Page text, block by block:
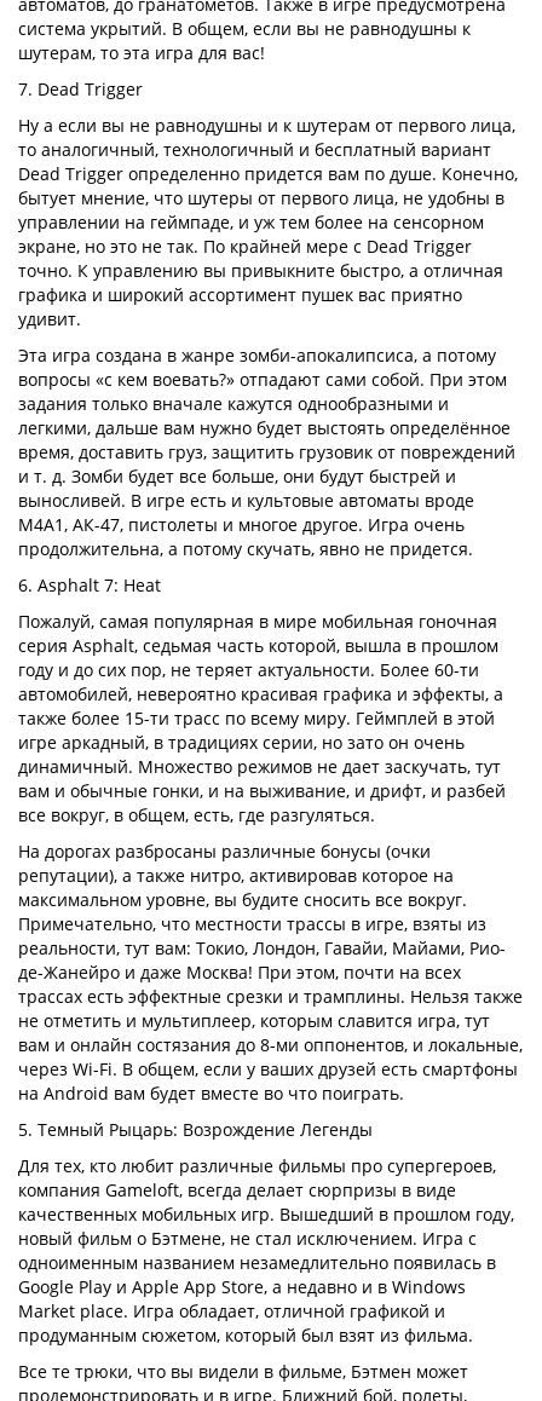
система укрытий. В общем, если вы не равнодушны к
шутерам, то эта игра для вас!
7. Dead Trigger
Ну а если вы не равнодушны и к шутерам от первого лица,
то аналогичный, технологичный и бесплатный вариант
Dead Trigger определенно придется вам по душе. Конечно,
бытует мнение, что шутеры от первого лица, не удобны в
управлении на геймпаде, и уж тем более на сенсорном
экране, но это не так. По крайней мере с Dead Trigger
точно. К управлению вы привыкните быстро, а отличная
графика и широкий ассортимент пушек вас приятно
удивит.
Эта игра создана в жанре зомби-апокалипсиса, а потому
вопросы «с кем воевать?» отпадают сами собой. При этом
задания только вначале кажутся однообразными и
легкими, дальше вам нужно будет выстоять определённое
время, доставить груз, защитить грузовик от повреждений
и т. д. Зомби будет все больше, они будут быстрей и
выносливей. В игре есть и культовые автоматы вроде
М4А1, АК-47, пистолеты и многое другое. Игра очень
продолжительна, а потому скучать, явно не придется.
6. Asphalt 7: Heat
Пожалуй, самая популярная в мире мобильная гоночная
серия Asphalt, седьмая часть которой, вышла в прошлом
году и до сих пор, не теряет актуальности. Более 60-ти
автомобилей, невероятно красивая графика и эффекты, а
также более 15-ти трасс по всему миру. Геймплей в этой
игре аркадный, в традициях серии, но зато он очень
динамичный. Множество режимов не дает заскучать, тут
вам и обычные гонки, и на выживание, и дрифт, и разбей
все вокруг, в общем, есть, где разгуляться.
На дорогах разбросаны различные бонусы (очки
репутации), а также нитро, активировав которое на
максимальном уровне, вы будите сносить все вокруг.
Примечательно, что местности трассы в игре, взяты из
реальности, тут вам: Токио, Лондон, Гавайи, Майами, Рио-
де-Жанейро и даже Москва! При этом, почти на всех
трассах есть эффектные срезки и трамплины. Нельзя также
не отметить и мультиплеер, которым славится игра, тут
вам и онлайн состязания до 8-ми оппонентов, и локальные,
через Wi-Fi. В общем, если у ваших друзей есть смартфоны
на Android вам будет вместе во что поиграть.
5. Темный Рыцарь: Возрождение Легенды
Для тех, кто любит различные фильмы про супергероев,
компания Gameloft, всегда делает сюрпризы в виде
качественных мобильных игр. Вышедший в прошлом году,
новый фильм о Бэтмене, не стал исключением. Игра с
одноименным названием незамедлительно появилась в
Google Play и Apple App Store, а недавно и в Windows
Market place. Игра обладает, отличной графикой и
продуманным сюжетом, который был взят из фильма.
Все те трюки, что вы видели в фильме, Бэтмен может
продемонстрировать и в игре. Ближний бой, полеты,